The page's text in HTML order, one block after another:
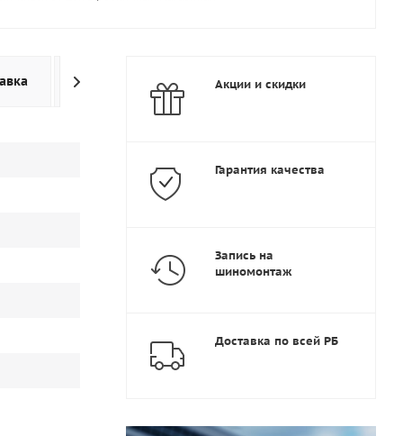
Дополнительно Акции и скидки
Гарантия качества
Запись на
шиномонтаж
Доставка по всей РБ